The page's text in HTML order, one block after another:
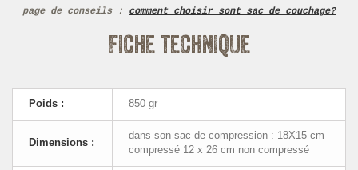
page de conseils : comment choisir sont sac de couchage?
Fiche technique
Poids : 850 gr
Dimensions :
dans son sac de compression : 18X15 cm
compressé 12 x 26 cm non compressé